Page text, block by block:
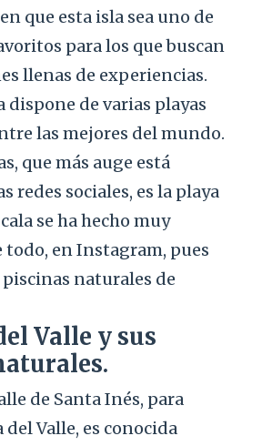
que esta isla sea uno de
para los que buscan
llenas de experiencias.
de varias playas
las mejores del mundo.
que más auge está
redes sociales, es la playa
se ha hecho muy
todo, en Instagram, pues
naturales de
Valle y sus
de Santa Inés, para
del Valle, es conocida